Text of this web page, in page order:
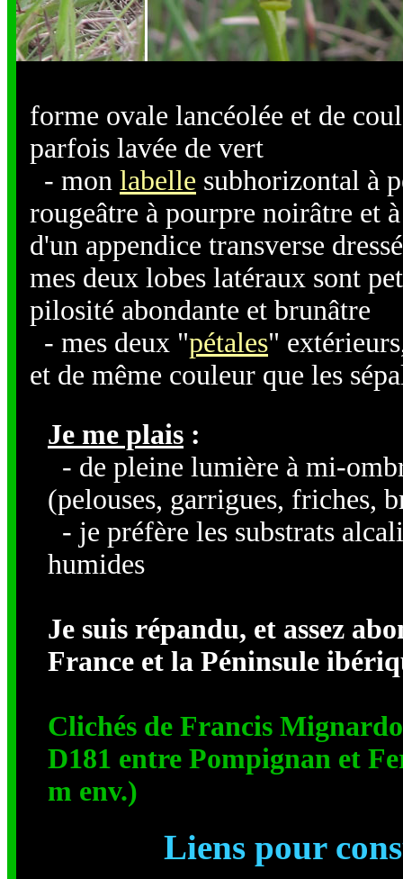
forme ovale lancéolée et de
parfois lavée de vert
- mon labelle subhorizontal à
rougeâtre à pourpre noirâtre et
d'un appendice transverse
mes deux lobes latéraux sont
pilosité abondante et brunâtre
- mes deux "pétales"
et de même couleur que les
Je me plais :
- de pleine lumière à mi-
(pelouses, garrigues, friches,
- je préfère les substrats
humides
Je suis répandu, et assez
France et la Péninsule
Clichés de Francis
D181 entre Pompignan et
m env.)
Liens pour